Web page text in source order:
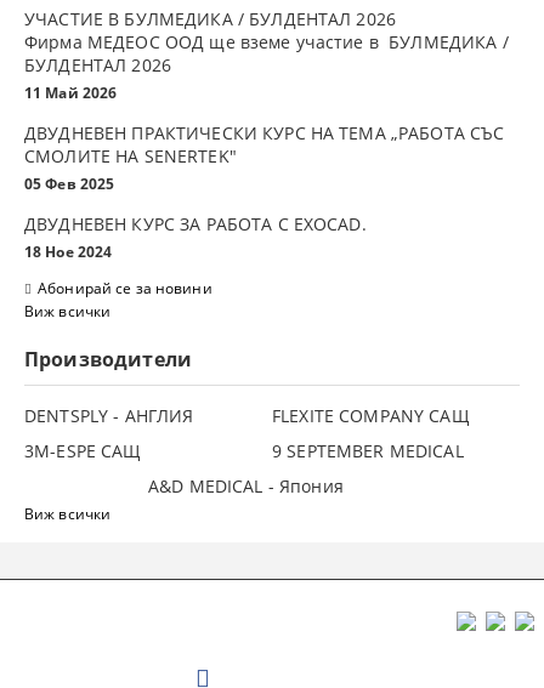
УЧАСТИЕ В БУЛМЕДИКА / БУЛДЕНТАЛ 2026
Фирма МЕДЕОС ООД ще вземе участие в БУЛМЕДИКА /
БУЛДЕНТАЛ 2026
11 Май 2026
ДВУДНЕВЕН ПРАКТИЧЕСКИ КУРС НА ТЕМА „РАБОТА СЪС
СМОЛИТЕ НА SENERTEK"
05 Фев 2025
ДВУДНЕВЕН КУРС ЗА РАБОТА С ЕXOCAD.
18 Ное 2024
Абонирай се за новини
Виж всички
Производители
DENTSPLY - АНГЛИЯ
FLEXITE COMPANY САЩ
3М-ESPE САЩ
9 SEPTEMBER MEDICAL
A&D MEDICAL - Япония
Виж всички